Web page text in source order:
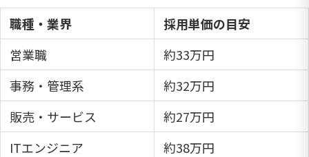
職種・業界
採用単価の目安
営業職
約33万円
事務・管理系
約32万円
販売・サービス
約27万円
ITエンジニア
約38万円